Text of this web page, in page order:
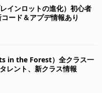
ンロットの進化）初心者
ード＆アプデ情報あり
in the Forest）全クラス一
レント、新クラス情報